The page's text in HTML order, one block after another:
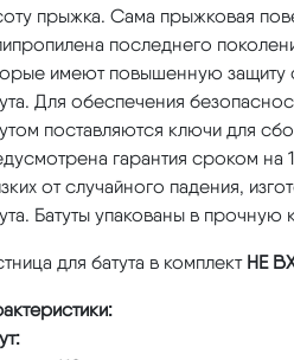
прыжка. Сама прыжковая
последнего
имеют повышенную защиту
Для обеспечения
поставляются ключи для
гарантия сроком на
от случайного падения,
Батуты упакованы в
для батута в комплект НЕ